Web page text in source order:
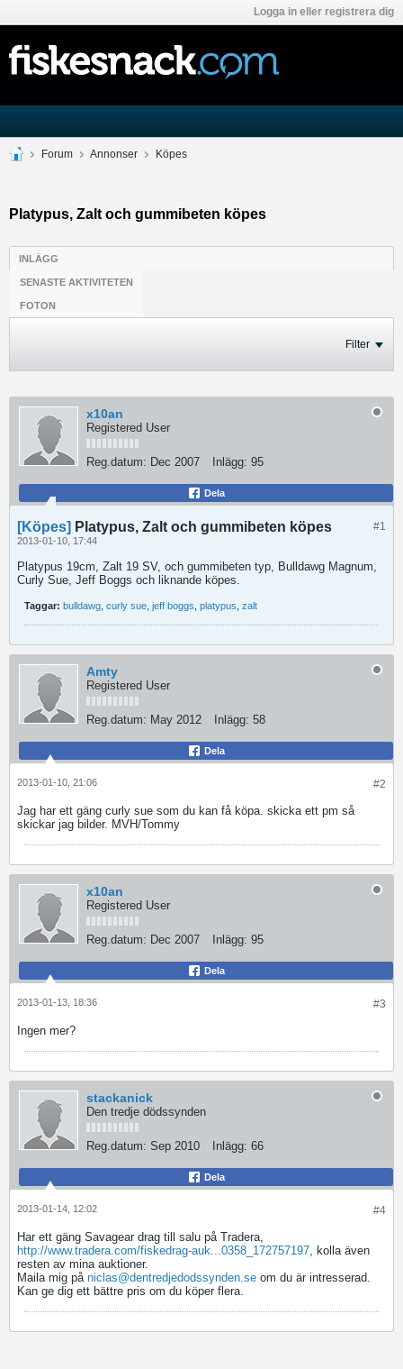
Logga in eller registrera dig
Forum Annonser Köpes
Platypus, Zalt och gummibeten köpes
INLÄGG
SENASTE AKTIVITETEN
FOTON
Filter
x10an
Registered User
Reg.datum: Dec 2007 Inlägg: 95
Dela
#1
[Köpes] Platypus, Zalt och gummibeten köpes
2013-01-10, 17:44
Platypus 19cm, Zalt 19 SV, och gummibeten typ, Bulldawg Magnum,
Curly Sue, Jeff Boggs och liknande köpes.
Taggar: bulldawg curly sue jeff boggs platypus zalt
Amty
Registered User
Reg.datum: May 2012 Inlägg: 58
Dela
#2
2013-01-10, 21:06
Jag har ett gäng curly sue som du kan få köpa. skicka ett pm så
skickar jag bilder. MVH/Tommy
x10an
Registered User
Reg.datum: Dec 2007 Inlägg: 95
Dela
#3
2013-01-13, 18:36
Ingen mer?
stackanick
Den tredje dödssynden
Reg.datum: Sep 2010 Inlägg: 66
Dela
#4
2013-01-14, 12:02
Har ett gäng Savagear drag till salu på Tradera,
http://www.tradera.com/fiskedrag-auk...0358_172757197, kolla även
resten av mina auktioner.
Maila mig på niclas@dentredjedodssynden.se om du är intresserad.
Kan ge dig ett bättre pris om du köper flera.